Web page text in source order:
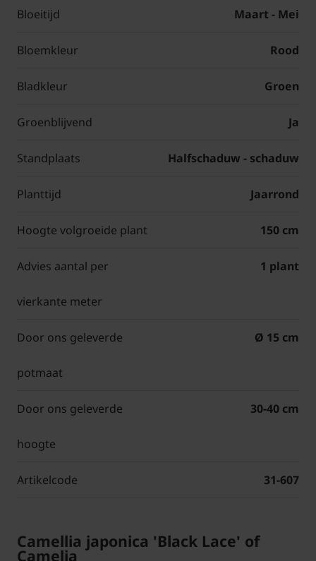
Bloeitijd Maart - Mei
Bloemkleur Rood
Bladkleur Groen
Groenblijvend Ja
Standplaats Halfschaduw - schaduw
Planttijd Jaarrond
Hoogte volgroeide plant 150 cm
Advies aantal per
vierkante meter
1 plant
Door ons geleverde
potmaat
Ø 15 cm
Door ons geleverde
hoogte
30-40 cm
Artikelcode 31-607
Camellia japonica 'Black Lace' of
Camelia